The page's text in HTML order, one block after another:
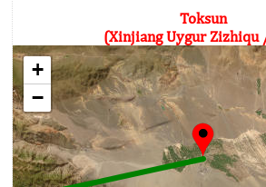
Toksun
(Xinjiang Uygur Zizhiqu
+
−